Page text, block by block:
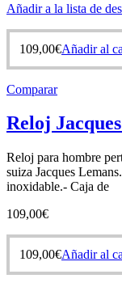
Añadir a la lista de
109,00€Añadir al
Comparar
Reloj
Reloj para hombre
suiza Jacques
inoxidable.- Caja de
109,00€
109,00€Añadir al